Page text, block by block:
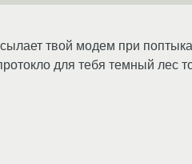
твой модем при
для тебя темный лес